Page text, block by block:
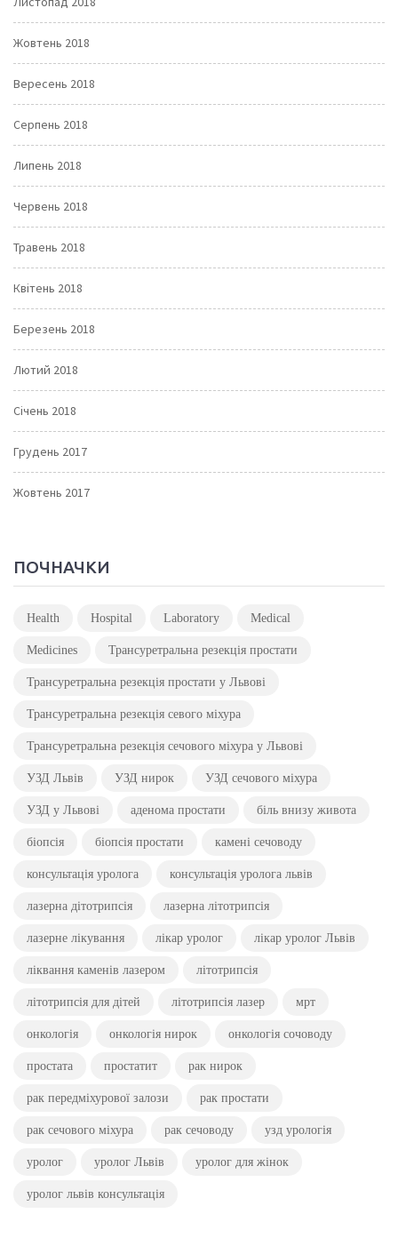
Жовтень 2018
Вересень 2018
Серпень 2018
Липень 2018
Червень 2018
Травень 2018
Квітень 2018
Березень 2018
Лютий 2018
Січень 2018
Грудень 2017
Жовтень 2017
ПОЧНАЧКИ
Health Hospital Laboratory Medical
Medicines Трансуретральна резекція простати
Трансуретральна резекція простати у Львові
Трансуретральна резекція севого міхура
Трансуретральна резекція сечового міхура у Львові
УЗД Львів УЗД нирок УЗД сечового міхура
УЗД у Львові аденома простати біль внизу живота
біопсія біопсія простати камені сечоводу
консультація уролога консультація уролога львів
лазерна дітотрипсія лазерна літотрипсія
лазерне лікування лікар уролог лікар уролог Львів
ліквання каменів лазером літотрипсія
літотрипсія для дітей літотрипсія лазер мрт
онкологія онкологія нирок онкологія сочоводу
простата простатит рак нирок
рак передміхурової залози рак простати
рак сечового міхура рак сечоводу узд урологія
уролог уролог Львів уролог для жінок
уролог львів консультація